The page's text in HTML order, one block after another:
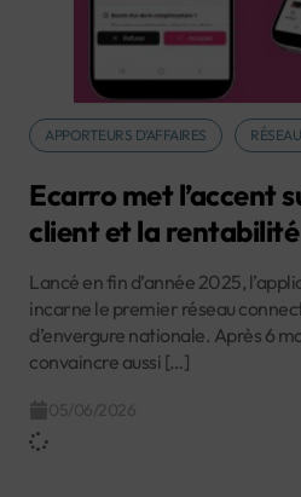
APPORTEURS D’AFFAIRES
Ecarro met l’accent
client et la rentabilité
Lancé en fin d’année 2025,
incarne le premier réseau
d’envergure nationale. Après 6
convaincre aussi […]